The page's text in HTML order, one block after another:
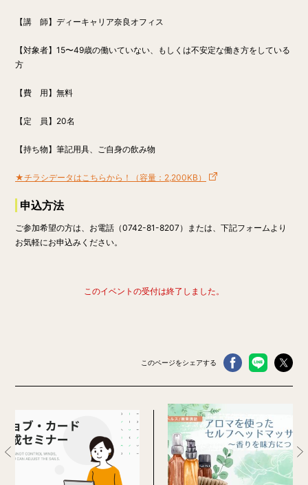
【講 師】ディーキャリア奈良オフィス
【対象者】 15〜49歳の働いていない、もしくは不安定な働き方をしている
方
【費 用】無料
【定 員】20名
【持ち物】 筆記用具、ご自身の飲み物
★チラシデータはこちらから！（容量：2,200KB）
申込方法
ご参加希望の方は、お電話（0742-81-8207）または、下記フォームより
お気軽にお申込みください。
このイベントの受付は終了しました。
このページをシェアする